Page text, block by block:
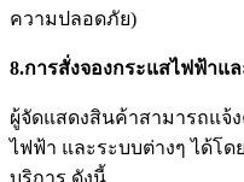
ความปลอดภัย)
8.การสั่งจองกระแสไฟฟ้าแ
ผู้จัดแสดงสินค้าสามารถแจ้
ไฟฟ้า และระบบต่างๆ ได้โ